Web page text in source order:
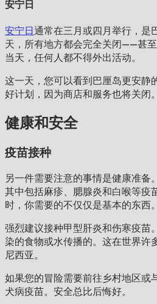
安宁日
安宁日通常在三月或四月举行，是
天，所有地方都会完全关闭——甚
当天，任何人都不得外出活动。
这一天，您可以看到巴厘岛更安静
好计划，因为商店和服务也将关闭。
健康和安全
疫苗接种
另一件需要注意的事情是健康准备
其中包括麻疹、腮腺炎和白喉等疫
时，你需要的不仅仅是基本的东西。
强烈建议接种甲型肝炎和伤寒疫苗
染的食物或水传播的。这在世界许
尼西亚。
如果您的冒险需要前往乡村地区或
犬病疫苗。安全总比后悔好。